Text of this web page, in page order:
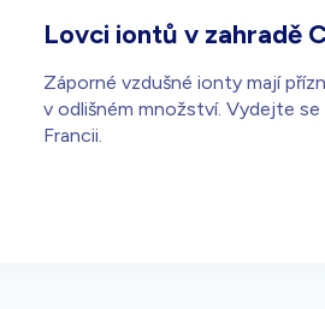
Lovci iontů v zahradě
Záporné vzdušné ionty mají
v odlišném množství. Vydejte
Francii.